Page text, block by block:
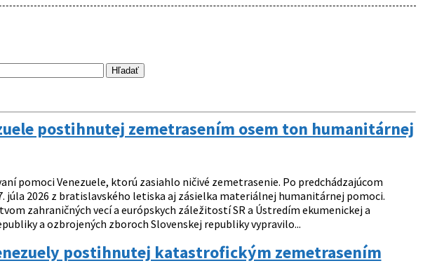
postihnutej zemetrasením osem ton humanitárnej
pomoci Venezuele, ktorú zasiahlo ničivé zemetrasenie. Po predchádzajúcom
júla 2026 z bratislavského letiska aj zásielka materiálnej humanitárnej pomoci.
zahraničných vecí a európskych záležitostí SR a Ústredím ekumenickej a
a ozbrojených zboroch Slovenskej republiky vypravilo...
postihnutej katastrofickým zemetrasením